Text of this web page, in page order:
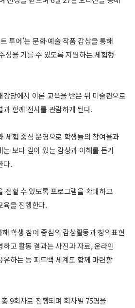
투어’는 문화·예술 작품 감상을 통해
성을 기를 수 있도록 지원하는 체험형
강당에서 이론 교육을 받은 뒤 미술관으로
과 함께 전시를 관람하게 된다.
체험 중심 운영으로 학생들의 참여율과
보다 깊이 있는 감상과 이해를 돕기
다.
접할 수 있도록 프로그램을 확대하고
육을 진행한다.
학생 참여 중심의 감상활동과 창의표현
고 활동 결과는 사진과 자료, 온라인
유하는 등 피드백 체계도 함께 마련할
9회차로 진행되며 회차별 75명을